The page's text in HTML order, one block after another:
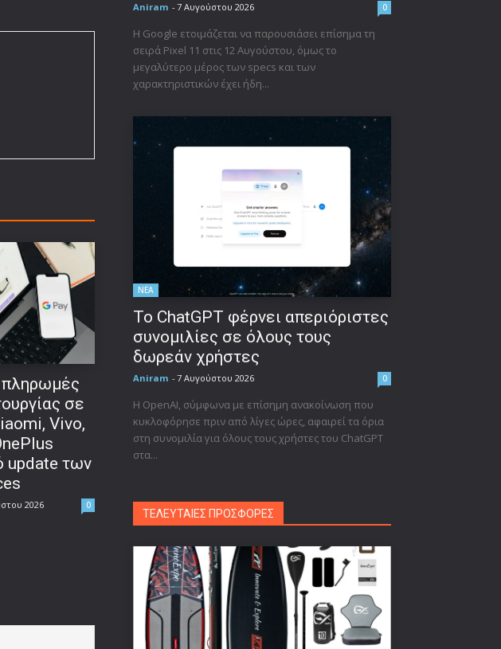
σε
Vivo,
update των
2026 0
Aniram - 7 Αυγούστου 2026 0
Η Google ετοιμάζεται να παρουσιάσει επίσημα τη
σειρά Pixel 11 στις 12 Αυγούστου, όμως το
μεγαλύτερο μέρος των specs και των
χαρακτηριστικών έχει ήδη...
ΝΕΑ
Το ChatGPT φέρνει απεριόριστες
συνομιλίες σε όλους τους
δωρεάν χρήστες
Aniram - 7 Αυγούστου 2026 0
Η OpenAI, σύμφωνα με επίσημη ανακοίνωση που
κυκλοφόρησε πριν από λίγες ώρες, αφαιρεί τα όρια
στη συνομιλία για όλους τους χρήστες του ChatGPT
στα...
ΤΕΛΕΥΤΑΙΕΣ ΠΡΟΣΦΟΡΕΣ